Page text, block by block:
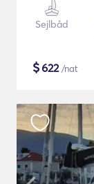
Sejlbåd
$622/nat